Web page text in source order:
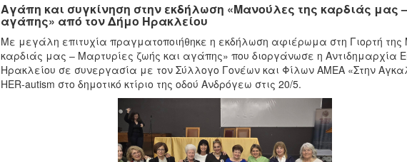
Αγάπη και συγκίνηση στην εκδήλωση «Μανούλες της καρδιάς μας
αγάπης» από τον Δήμο Ηρακλείου
Με μεγάλη επιτυχία πραγματοποιήθηκε η εκδήλωση αφιέρωμα στη Γιορτή
καρδιάς μας – Μαρτυρίες ζωής και αγάπης» που διοργάνωσε η Αντιδημαρχία
Ηρακλείου σε συνεργασία με τον Σύλλογο Γονέων και Φίλων ΑΜΕΑ «Στην
HER-autism στο δημοτικό κτίριο της οδού Ανδρόγεω στις 20/5.